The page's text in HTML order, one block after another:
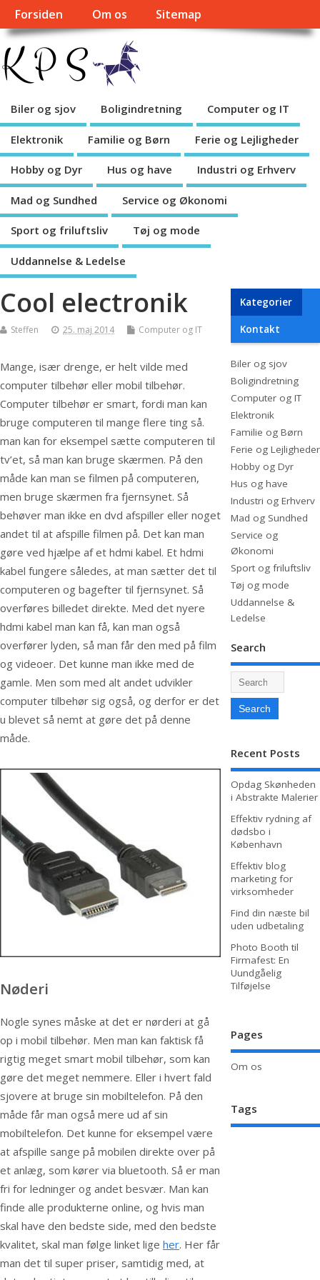
Forsiden Om os Sitemap
Biler og sjov Boligindretning Computer og IT
Elektronik Familie og Børn Ferie og Lejligheder
Hobby og Dyr Hus og have Industri og Erhverv
Mad og Sundhed Service og Økonomi
Sport og friluftsliv Tøj og mode
Uddannelse & Ledelse
Cool electronik
Steffen 25. maj 2014 Computer og IT
Mange, især drenge, er helt vilde med
computer tilbehør eller mobil tilbehør.
Computer tilbehør er smart, fordi man kan
bruge computeren til mange flere ting så.
man kan for eksempel sætte computeren til
tv’et, så man kan bruge skærmen. På den
måde kan man se filmen på computeren,
men bruge skærmen fra fjernsynet. Så
behøver man ikke en dvd afspiller eller noget
andet til at afspille filmen på. Det kan man
gøre ved hjælpe af et hdmi kabel. Et hdmi
kabel fungere således, at man sætter det til
computeren og bagefter til fjernsynet. Så
overføres billedet direkte. Med det nyere
hdmi kabel man kan få, kan man også
overfører lyden, så man får den med på film
og videoer. Det kunne man ikke med de
gamle. Men som med alt andet udvikler
computer tilbehør sig også, og derfor er det
u blevet så nemt at gøre det på denne
måde.
Nøderi
Nogle synes måske at det er nørderi at gå
op i mobil tilbehør. Men man kan faktisk få
rigtig meget smart mobil tilbehør, som kan
gøre det meget nemmere. Eller i hvert fald
sjovere at bruge sin mobiltelefon. På den
måde får man også mere ud af sin
mobiltelefon. Det kunne for eksempel være
at afspille sange på mobilen direkte over på
et anlæg, som kører via bluetooth. Så er man
fri for ledninger og andet besvær. Man kan
finde alle produkterne online, og hvis man
skal have den bedste side, med den bedste
kvalitet, skal man følge linket lige her. Her får
man det til super priser, samtidig med, at
Kategorier
Kontakt
Biler og sjov
Boligindretning
Computer og IT
Elektronik
Familie og Børn
Ferie og Lejligheder
Hobby og Dyr
Hus og have
Industri og Erhverv
Mad og Sundhed
Service og
Økonomi
Sport og friluftsliv
Tøj og mode
Uddannelse &
Ledelse
Search
Recent Posts
Opdag Skønheden
i Abstrakte Malerier
Effektiv rydning af
dødsbo i
København
Effektiv blog
marketing for
virksomheder
Find din næste bil
uden udbetaling
Photo Booth til
Firmafest: En
Uundgåelig
Tilføjelse
Pages
Om os
Tags